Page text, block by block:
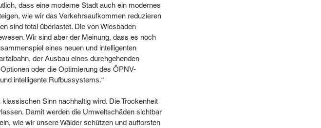
dass eine moderne Stadt auch ein modernes
wie wir das Verkehrsaufkommen reduzieren
sind total überlastet. Die von Wiesbaden
Wir sind aber der Meinung, dass es noch
eines neuen und intelligenten
der Ausbau eines durchgehenden
oder die Optimierung des ÖPNV-
intelligente Rufbussystems.“
Sinn nachhaltig wird. Die Trockenheit
Damit werden die Umweltschäden sichtbar
wie wir unsere Wälder schützen und aufforsten